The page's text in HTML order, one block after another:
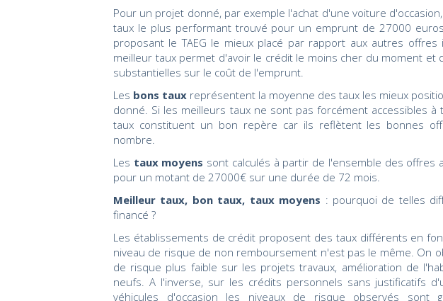
Pour un projet donné, par exemple l'achat d'une voiture
taux le plus performant trouvé pour un emprunt de 27000
proposant le TAEG le mieux placé par rapport aux autres
meilleur taux permet d'avoir le crédit le moins cher du moment et
substantielles sur le coût de l'emprunt.
Les bons taux représentent la moyenne des taux les mieux
donné. Si les meilleurs taux ne sont pas forcément accessibles
taux constituent un bon repère car ils reflètent les bonnes
nombre.
Les taux moyens sont calculés à partir de l'ensemble des offres
pour un motant de 27000€ sur une durée de 72 mois.
Meilleur taux, bon taux, taux moyens : pourquoi de telles
financé ?
Les établissements de crédit proposent des taux différents en
niveau de risque de non remboursement n'est pas le même. On
de risque plus faible sur les projets travaux, amélioration de
neufs. A l'inverse, sur les crédits personnels sans justificatifs
véhicules d'occasion les niveaux de risque observés sont